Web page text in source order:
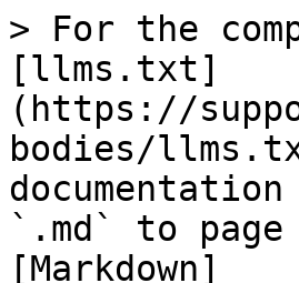
> For the
[llms.txt]
(https://
bodies/
`.md` to
[Markdown]